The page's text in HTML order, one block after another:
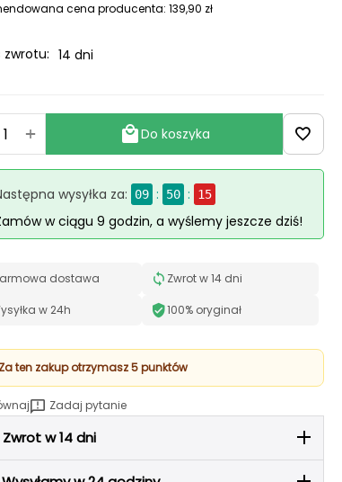
cena producenta: 139,90 zł
zwrotu: 14 dni
+ Do koszyka
wysyłka za: 09 : 50 : 14
w ciągu 9 godzin, a wyślemy jeszcze dziś!
dostawa Zwrot w 14 dni
w 24h 100% oryginał
Za ten zakup otrzymasz 5 punktów
Zadaj pytanie
Zwrot w 14 dni